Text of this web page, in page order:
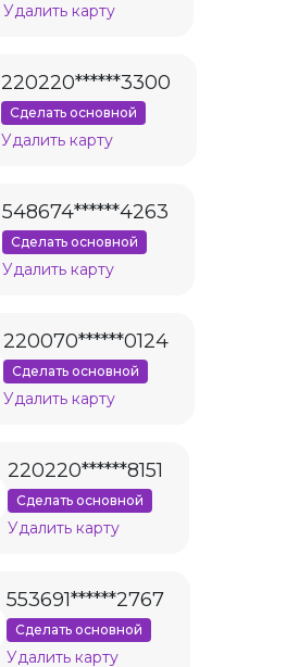
Удалить карту
220220******3300
Сделать основной
Удалить карту
548674******4263
Сделать основной
Удалить карту
220070******0124
Сделать основной
Удалить карту
220220******8151
Сделать основной
Удалить карту
553691******2767
Сделать основной
Удалить карту